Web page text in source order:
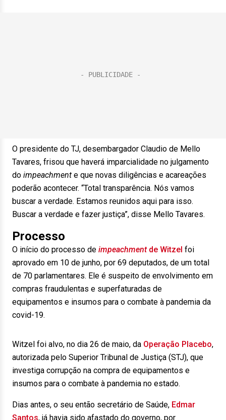
O presidente do TJ, desembargador Claudio de Mello
Tavares, frisou que haverá imparcialidade no julgamento
do impeachment e que novas diligências e acareações
poderão acontecer. “Total transparência. Nós vamos
buscar a verdade. Estamos reunidos aqui para isso.
Buscar a verdade e fazer justiça”, disse Mello Tavares.
Processo
O início do processo de impeachmentde Witzel foi
aprovado em 10 de junho, por 69 deputados, de um total
de 70 parlamentares. Ele é suspeito de envolvimento em
compras fraudulentas e superfaturadas de
equipamentos e insumos para o combate à pandemia da
covid-19.
Witzel foi alvo, no dia 26 de maio, da Operação Placebo,
autorizada pelo Superior Tribunal de Justiça (STJ), que
investiga corrupção na compra de equipamentos e
insumos para o combate à pandemia no estado.
Dias antes, o seu então secretário de Saúde, Edmar
Santos, já havia sido afastado do governo, por